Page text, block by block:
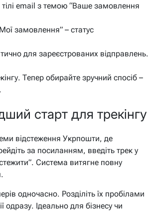
тілі email з темою “Ваше замовлення
замовлення” – статус
для зареєстрованих відправлень.
Тепер обирайте зручний спосіб –
старт для трекінгу
відстеження Укрпошти, де
за посиланням, введіть трек у
Система витягне повну
одночасно. Розділіть їх пробілами
одразу. Ідеально для бізнесу чи